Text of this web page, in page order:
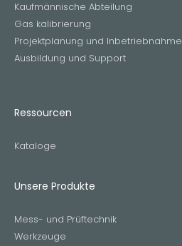
Kaufmännische Abteilung
Gas kalibrierung
Projektplanung und Inbetriebnahme
Ausbildung und Support
Ressourcen
Kataloge
Unsere Produkte
Mess- und Prüftechnik
Werkzeuge